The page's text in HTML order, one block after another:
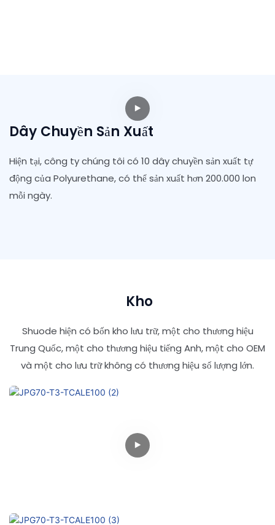
Dây Chuyền Sản Xuất
Hiện tại, công ty chúng tôi có 10 dây chuyền sản xuất tự
động của Polyurethane, có thể sản xuất hơn 200.000 lon
mỗi ngày.
Kho
Shuode hiện có bốn kho lưu trữ, một cho thương hiệu
Trung Quốc, một cho thương hiệu tiếng Anh, một cho OEM
và một cho lưu trữ không có thương hiệu số lượng lớn.